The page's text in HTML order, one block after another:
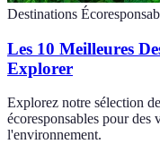
Destinations
Les 10 Meilleures
Explorer
Explorez notre sélection
écoresponsables pour des
l'environnement.